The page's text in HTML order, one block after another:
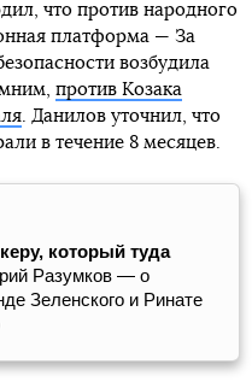
что против народного
платформа — За
возбудила
против Козака
. Данилов уточнил, что
в течение 8 месяцев.
который туда
Разумков — о
Зеленского и Ринате